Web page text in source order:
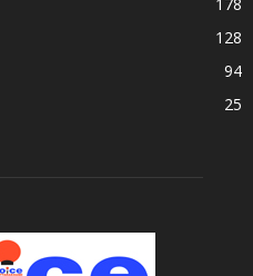
128
94
25